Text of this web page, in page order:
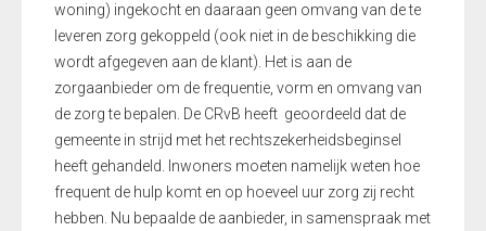
woning) ingekocht en daaraan geen omvang van de te
leveren zorg gekoppeld (ook niet in de beschikking die
wordt afgegeven aan de klant). Het is aan de
zorgaanbieder om de frequentie, vorm en omvang van
de zorg te bepalen. De CRvB heeft geoordeeld dat de
gemeente in strijd met het rechtszekerheidsbeginsel
heeft gehandeld. Inwoners moeten namelijk weten hoe
frequent de hulp komt en op hoeveel uur zorg zij recht
hebben. Nu bepaalde de aanbieder, in samenspraak met